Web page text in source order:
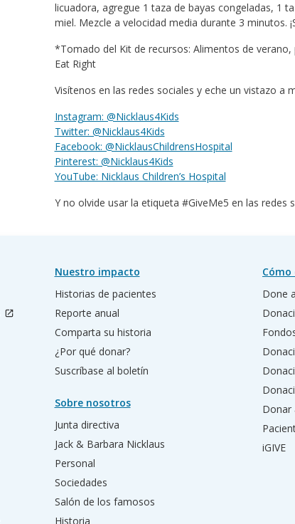
licuadora, agregue 1 taza de bayas congeladas, 1
miel. Mezcle a velocidad media durante 3 minutos.
*Tomado del Kit de recursos: Alimentos de verano,
Eat Right
Visítenos en las redes sociales y eche un vistazo a
Instagram: @Nicklaus4Kids
Twitter: @Nicklaus4Kids
Facebook: @NicklausChildrensHospital
Pinterest: @Nicklaus4Kids
YouTube: Nicklaus Children’s Hospital
Y no olvide usar la etiqueta #GiveMe5 en las
Nuestro impacto
Historias de pacientes
Reporte anual
Comparta su historia
¿Por qué donar?
Suscríbase al boletín
Sobre nosotros
Junta directiva
Jack & Barbara Nicklaus
Personal
Sociedades
Salón de los famosos
Historia
Done
Donar
iGIVE